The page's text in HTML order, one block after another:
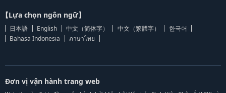
【Lựa chọn ngôn ngữ】
日本語 English 中文（简体字） 中文（繁體字）
한국어
Bahasa Indonesia
ภาษาไทย
Đơn vị vận hành trang web